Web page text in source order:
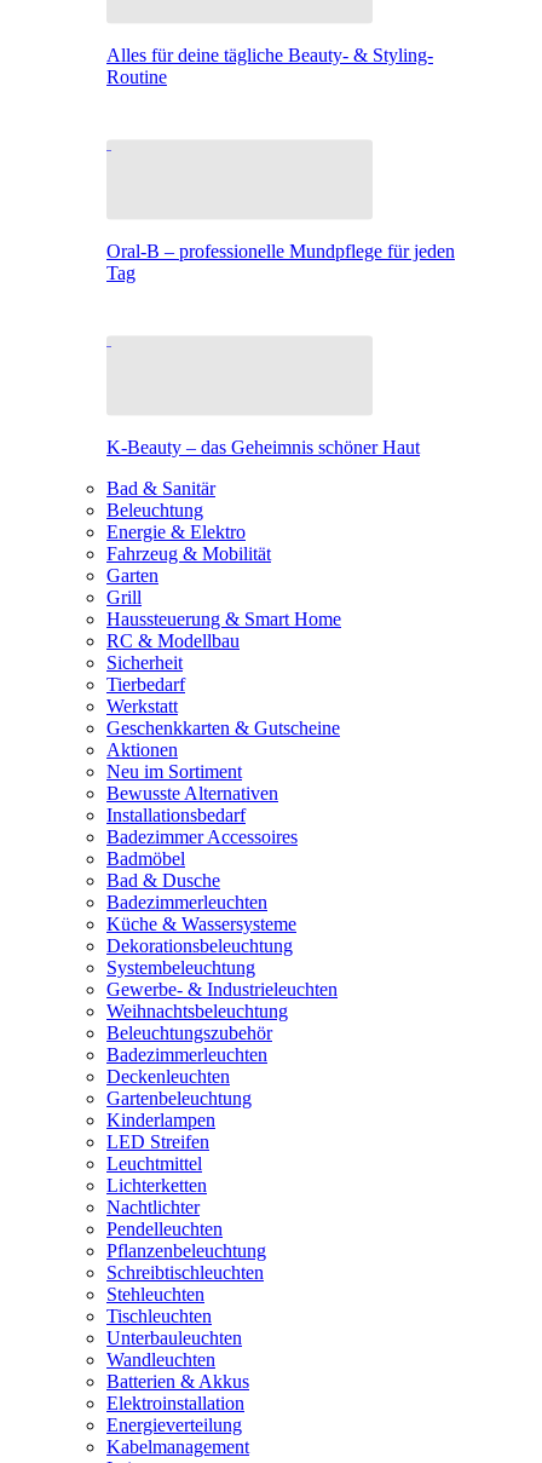
Alles für deine tägliche Beauty- & Styling-
Routine
Oral-B – professionelle Mundpflege für jeden
Tag
K-Beauty – das Geheimnis schöner Haut
Bad & Sanitär
Beleuchtung
Energie & Elektro
Fahrzeug & Mobilität
Garten
Grill
Haussteuerung & Smart Home
RC & Modellbau
Sicherheit
Tierbedarf
Werkstatt
Geschenkkarten & Gutscheine
Aktionen
Neu im Sortiment
Bewusste Alternativen
Installationsbedarf
Badezimmer Accessoires
Badmöbel
Bad & Dusche
Badezimmerleuchten
Küche & Wassersysteme
Dekorationsbeleuchtung
Systembeleuchtung
Gewerbe- & Industrieleuchten
Weihnachtsbeleuchtung
Beleuchtungszubehör
Badezimmerleuchten
Deckenleuchten
Gartenbeleuchtung
Kinderlampen
LED Streifen
Leuchtmittel
Lichterketten
Nachtlichter
Pendelleuchten
Pflanzenbeleuchtung
Schreibtischleuchten
Stehleuchten
Tischleuchten
Unterbauleuchten
Wandleuchten
Batterien & Akkus
Elektroinstallation
Energieverteilung
Kabelmanagement